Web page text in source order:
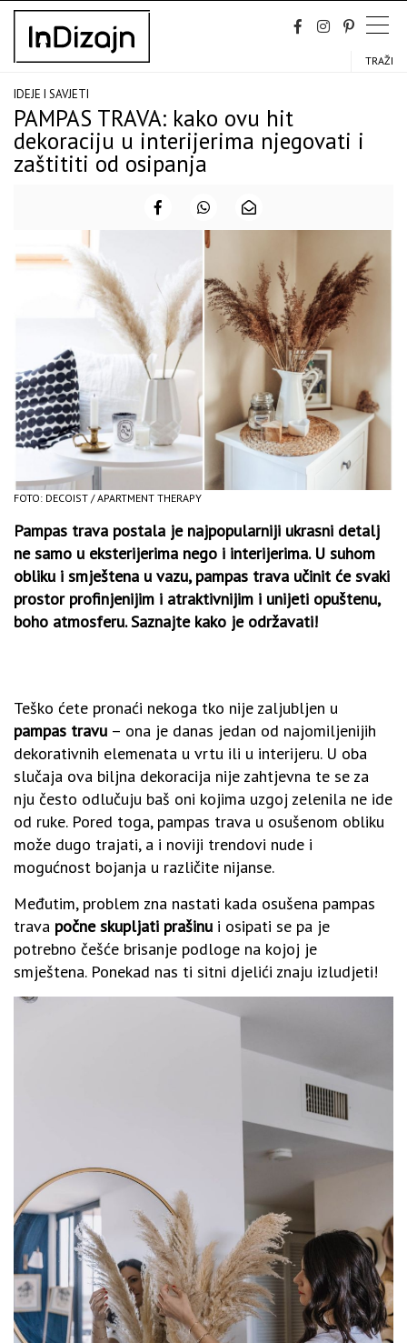
Skip
content
TRAŽI
IDEJE I SAVJETI
PAMPAS TRAVA: kako ovu hit
dekoraciju u interijerima njegovati i
zaštititi od osipanja
FOTO: DECOIST / APARTMENT THERAPY
Pampas trava postala je najpopularniji ukrasni detalj
ne samo u eksterijerima nego i interijerima. U suhom
obliku i smještena u vazu, pampas trava učinit će svaki
prostor profinjenijim i atraktivnijim i unijeti opuštenu,
boho atmosferu. Saznajte kako je održavati!
Teško ćete pronaći nekoga tko nije zaljubljen u
pampas travu – ona je danas jedan od najomiljenijih
dekorativnih elemenata u vrtu ili u interijeru. U oba
slučaja ova biljna dekoracija nije zahtjevna te se za
nju često odlučuju baš oni kojima uzgoj zelenila ne ide
od ruke. Pored toga, pampas trava u osušenom obliku
može dugo trajati, a i noviji trendovi nude i
mogućnost bojanja u različite nijanse.
Međutim, problem zna nastati kada osušena pampas
trava počne skupljati prašinu i osipati se pa je
potrebno češće brisanje podloge na kojoj je
smještena. Ponekad nas ti sitni djelići znaju izludjeti!